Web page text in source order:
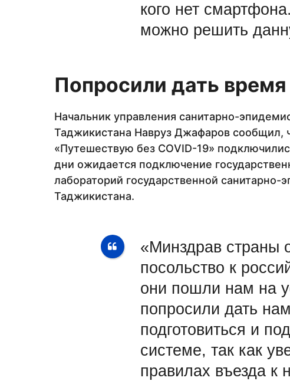
кого нет
можно решить
Попросили дать время
Начальник управления санитарно-
Таджикистана Навруз Джафаров сообщил,
«Путешествую без CОVID-19»
дни ожидается подключение
лабораторий государственной
Таджикистана.
«Минздрав страны
посольство к
они пошли нам на
попросили дать
подготовиться и
системе, так как
правилах въезда к